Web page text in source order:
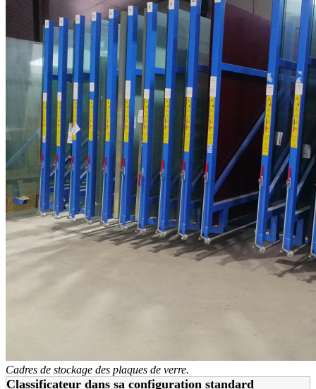
Cadres de stockage des plaques de verre.
Classificateur dans sa configuration standard